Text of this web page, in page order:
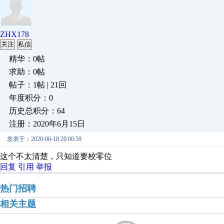
ZHX178
关注 私信
精华：0帖
求助：0帖
帖子：1帖 | 21回
年度积分：0
历史总积分：64
注册：2020年6月15日
发表于：2020-06-18 20:00:59
这个不太清楚，只知道要校零位
回复 引用 举报
热门招聘
相关主题